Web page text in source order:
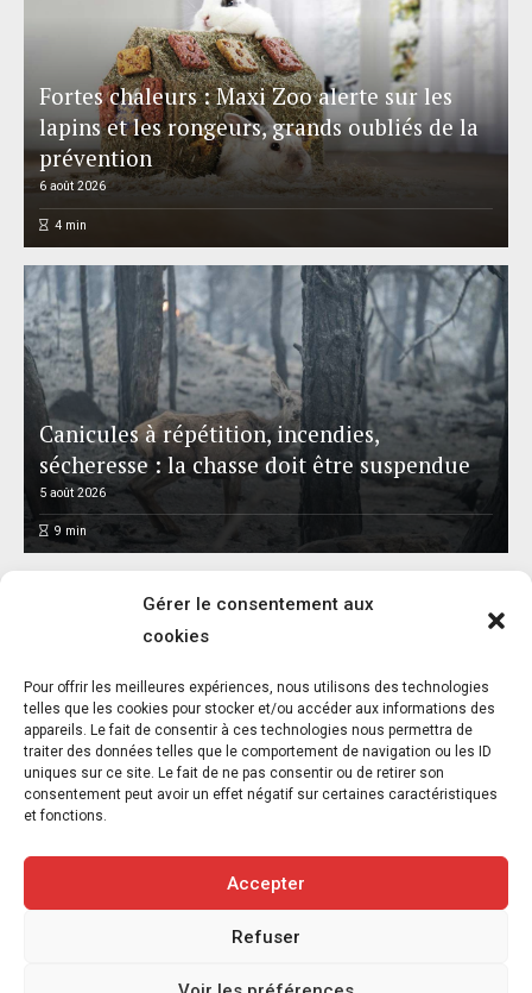
Gérer le consentement aux
cookies
Pour offrir les meilleures expériences, nous utilisons des technologies
telles que les cookies pour stocker et/ou accéder aux informations des
appareils. Le fait de consentir à ces technologies nous permettra de
traiter des données telles que le comportement de navigation ou les ID
uniques sur ce site. Le fait de ne pas consentir ou de retirer son
consentement peut avoir un effet négatif sur certaines caractéristiques
et fonctions.
Accepter
Refuser
Fortes chaleurs : Maxi Zoo alerte sur les
lapins et les rongeurs, grands oubliés de la
prévention
6 août 2026
4min
Canicules à répétition, incendies,
sécheresse : la chasse doit être suspendue
5 août 2026
9 min
Réalisme animal : exposition et catalogue –
Musée départemental Gustave Courbet –
Ornans – Jusqu’au 8 novembre 2026
5 août 2026